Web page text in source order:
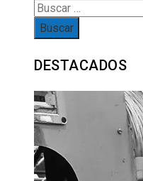
Buscar:
DESTACADOS